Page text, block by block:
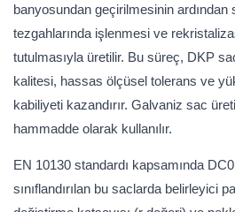
banyosundan geçirilmesinin ardından
tezgahlarında işlenmesi ve
tutulmasıyla üretilir. Bu süreç, DKP
kalitesi, hassas ölçüsel tolerans ve
kabiliyeti kazandırır. Galvaniz sac
hammadde olarak kullanılır.
EN 10130 standardı kapsamında
sınıflandırılan bu saclarda belirleyici